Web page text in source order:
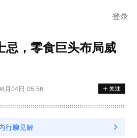
登录
忌，零食巨头布局威
月04日 05:56